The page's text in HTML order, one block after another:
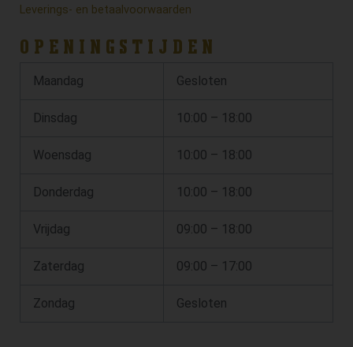
Leverings- en betaalvoorwaarden
OPENINGSTIJDEN
Maandag Gesloten
Dinsdag 10:00 – 18:00
Woensdag 10:00 – 18:00
Donderdag 10:00 – 18:00
Vrijdag 09:00 – 18:00
Zaterdag 09:00 – 17:00
Zondag Gesloten